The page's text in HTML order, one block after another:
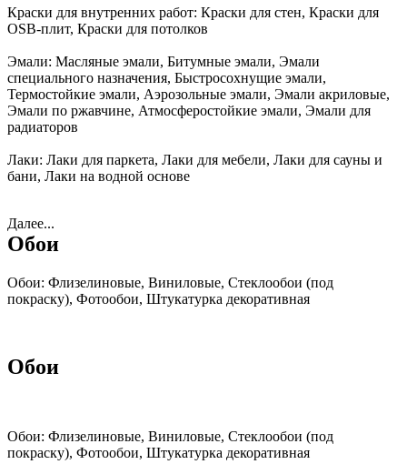
Краски для внутренних работ: Краски для стен, Краски для
OSB-плит, Краски для потолков
Эмали: Масляные эмали, Битумные эмали, Эмали
специального назначения, Быстросохнущие эмали,
Термостойкие эмали, Аэрозольные эмали, Эмали акриловые,
Эмали по ржавчине, Атмосферостойкие эмали, Эмали для
радиаторов
Лаки: Лаки для паркета, Лаки для мебели, Лаки для сауны и
бани, Лаки на водной основе
Далее...
Обои
Обои: Флизелиновые, Виниловые, Стеклообои (под
покраску), Фотообои, Штукатурка декоративная
Обои
Обои: Флизелиновые, Виниловые, Стеклообои (под
покраску), Фотообои, Штукатурка декоративная